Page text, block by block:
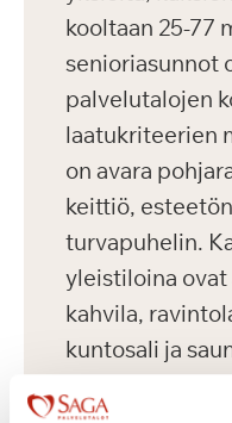
kooltaan 25-77
senioriasunnot
palvelutalojen
laatukriteerien
on avara
keittiö,
turvapuhelin.
yleistiloina ovat
kahvila,
kuntosali ja